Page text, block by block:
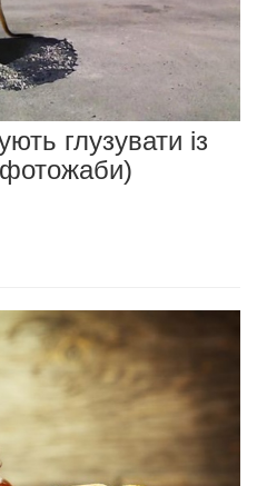
глузувати із